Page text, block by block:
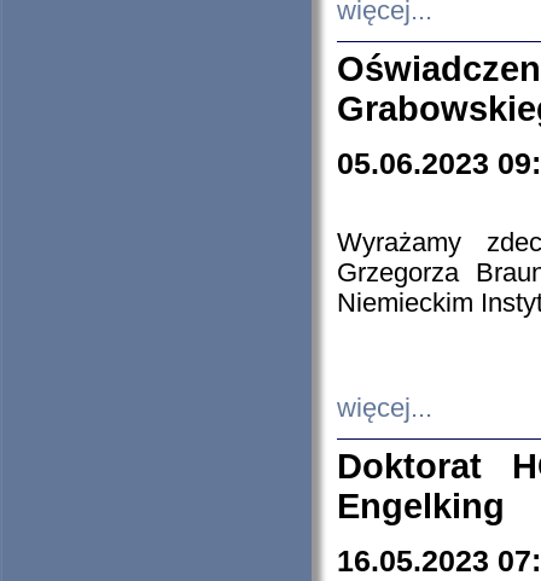
więcej...
05.06.2023
Wyrażamy
Grzegorza
Niemieckim
więcej...
Doktorat
Engelking
16.05.2023